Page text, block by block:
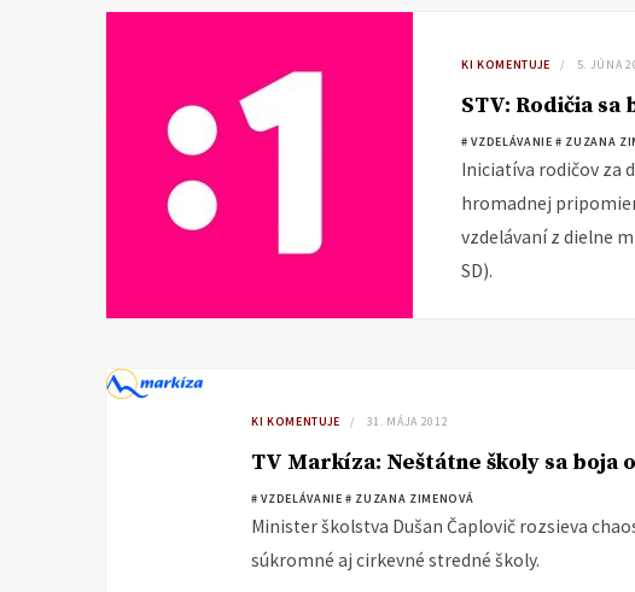
KI KOMENTUJE 5. JÚNA
STV: Rodičia
# VZDELÁVANIE # ZUZANA
Iniciatíva rodičov za
hromadnej
vzdelávaní z dielne
SD).
KI KOMENTUJE 31. MÁJA 2012
TV Markíza: Neštátne školy sa boja
# VZDELÁVANIE # ZUZANA ZIMENOVÁ
Minister školstva Dušan Čaplovič rozsieva
súkromné aj cirkevné stredné školy.